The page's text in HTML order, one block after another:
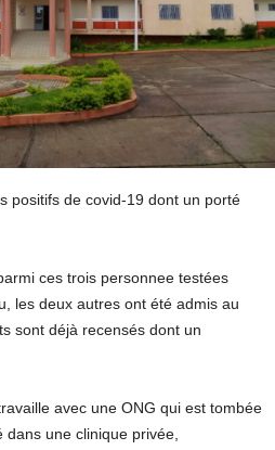
positifs de covid-19 dont un porté
ces trois personnee testées
les deux autres ont été admis au
sont déjà recensés dont un
avec une ONG qui est tombée
dans une clinique privée,